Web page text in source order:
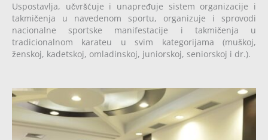
Uspostavlja, učvršćuje i unapređuje sistem organizacije i
takmičenja u navedenom sportu, organizuje i sprovodi
nacionalne sportske manifestacije i takmičenja u
tradicionalnom karateu u svim kategorijama (muškoj,
ženskoj, kadetskoj, omladinskoj, juniorskoj, seniorskoj i dr.).